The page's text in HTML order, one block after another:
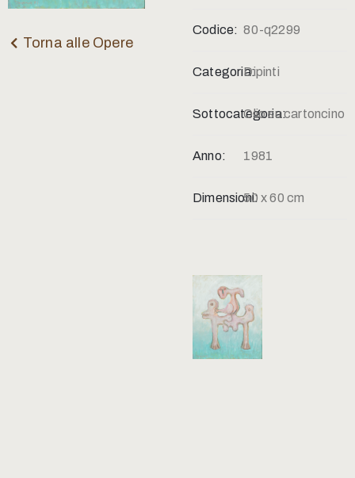
Torna alle Opere
Codice: 80-q2299
Categoria:Dipinti
Sottocategoria:Olio su cartoncino
Anno: 1981
Dimensioni:50 x 60 cm